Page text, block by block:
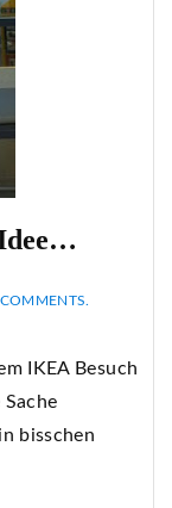
IKEA Besuch
bisschen